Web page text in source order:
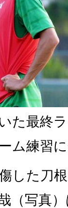
た最終
ム練習
した刀
（写真